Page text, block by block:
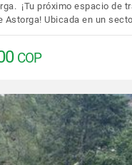
¡Tu próximo espacio de
Astorga! Ubicada en un
COP